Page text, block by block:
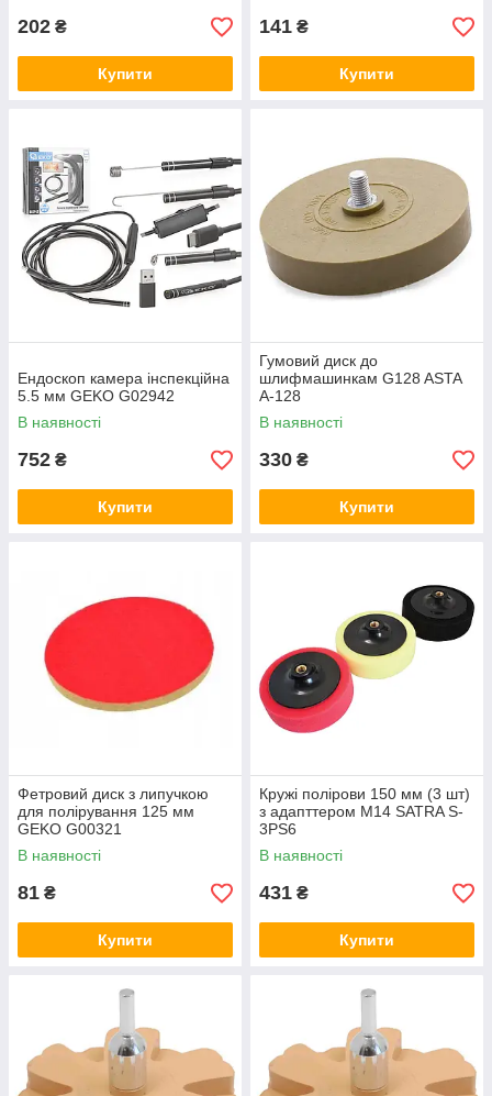
202 ₴
Купити
141 ₴
Купити
Ендоскоп камера інспекційна
5.5 мм GEKO G02942
В наявності
752 ₴
Купити
Гумовий диск до
шлифмашинкам G128 ASTA
A-128
В наявності
330 ₴
Купити
Фетровий диск з липучкою
для полірування 125 мм
GEKO G00321
В наявності
81 ₴
Купити
Кружі полірови 150 мм (3 шт)
з адапттером M14 SATRA S-
3PS6
В наявності
431 ₴
Купити